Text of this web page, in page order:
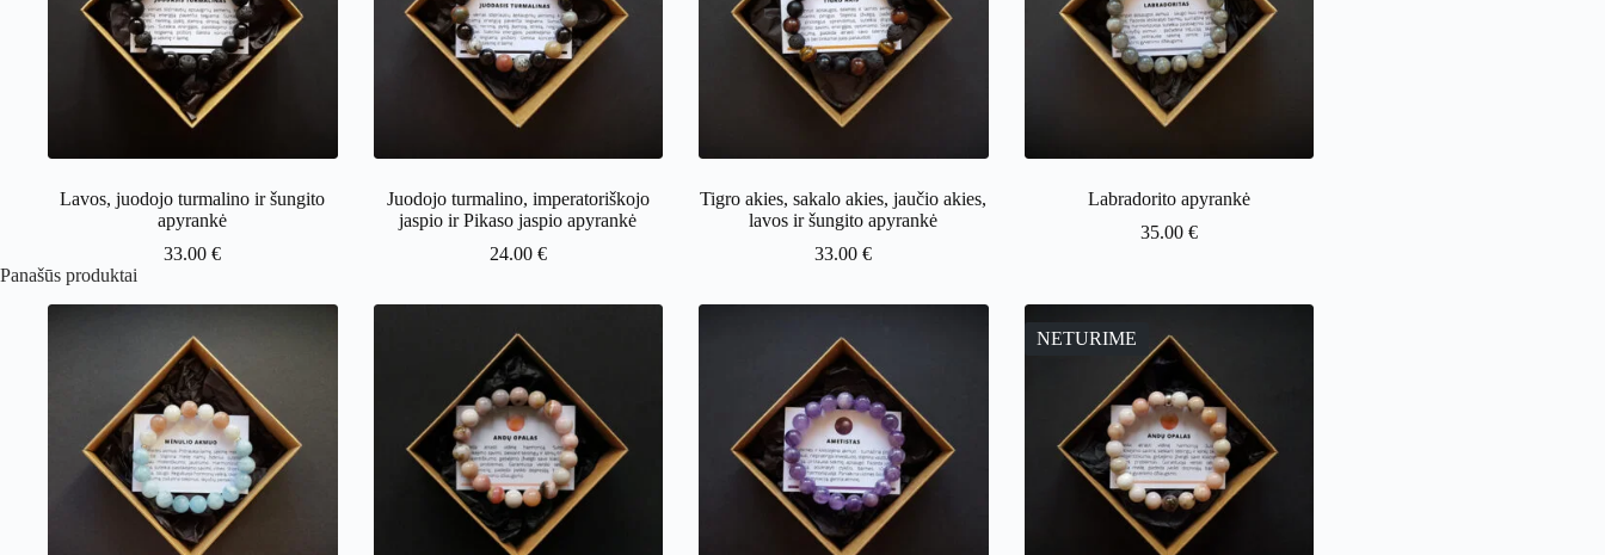
Lavos, juodojo turmalino ir šungito
apyrankė
33.00€
Juodojo turmalino, imperatoriškojo
jaspio ir Pikaso jaspio apyrankė
24.00 €
Tigro akies, sakalo akies, jaučio akies,
lavos ir šungito apyrankė
33.00€
Labradorito apyrankė
35.00 €
Panašūs produktai
NETURIME